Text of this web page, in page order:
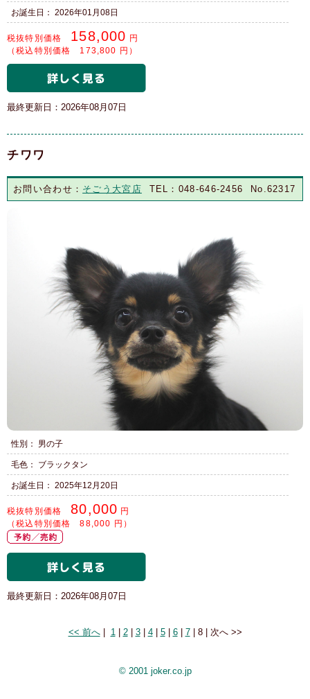
お誕生日： 2026年01月08日
税抜特別価格 158,000 円
（税込特別価格 173,800 円）
最終更新日：2026年08月07日
チワワ
お問い合わせ： そごう大宮店 TEL：048-646-2456 No.62317
性別： 男の子
毛色： ブラックタン
お誕生日： 2025年12月20日
税抜特別価格 80,000 円
（税込特別価格 88,000 円）
最終更新日：2026年08月07日
<< 前へ| 1 | 2| 3| 4| 5| 6| 7| 8| 次へ >>
© 2001 joker.co.jp